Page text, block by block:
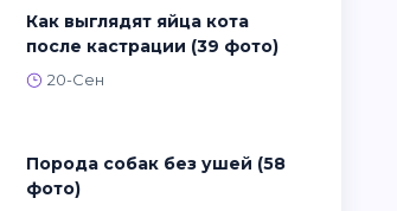
Как выглядят яйца кота
после кастрации (39 фото)
20-Сен
Порода собак без ушей (58
фото)